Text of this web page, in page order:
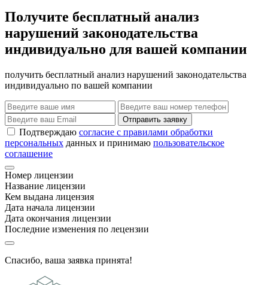
Получите бесплатный анализ
нарушений законодательства
индивидуально для вашей компании
получить бесплатный анализ нарушений законодательства
индивидуально по вашей компании
Отправить заявку
Подтверждаю согласие с правилами обработки
персональных данных и принимаю пользовательское
соглашение
Номер лицензии
Название лицензии
Кем выдана лицензия
Дата начала лицензии
Дата окончания лицензии
Последние изменения по лецензии
Спасибо, ваша заявка принята!